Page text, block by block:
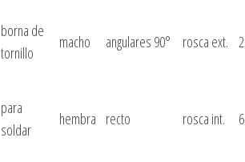
borna de
tornillo
macho angulares 90° rosca ext.
para
soldar
hembra recto rosca int.